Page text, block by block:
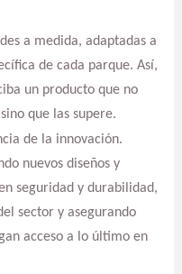
a medida, adaptadas a
de cada parque. Así,
un producto que no
que las supere.
de la innovación.
nuevos diseños y
seguridad y durabilidad,
sector y asegurando
acceso a lo último en